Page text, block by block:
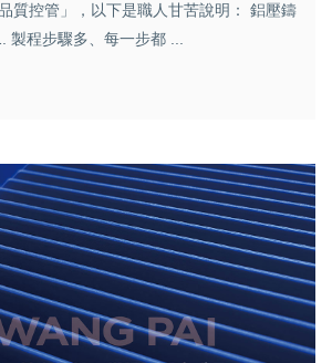
質控管」，以下是職人甘苦說明： 鋁壓鑄
製程步驟多、每一步都 ...